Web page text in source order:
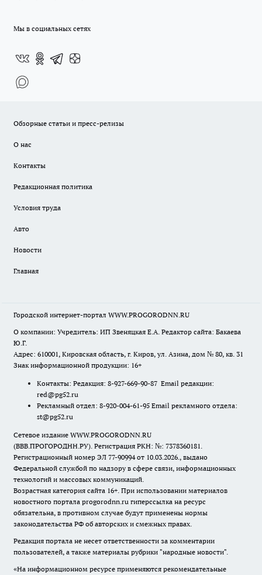
Мы в социальных сетях
Обзорные статьи и пресс-релизы
О нас
Контакты
Редакционная политика
Условия труда
Авто
Новости
Главная
Городской интернет-портал WWW.PROGORODNN.RU
О компании: Учредитель: ИП Звеняцкая Е.А. Редактор сайта: Бакаева
Ю.Г.
Адрес: 610001, Кировская область, г. Киров, ул. Азина, дом № 80, кв. 31
Знак информационной продукции: 16+
Контакты: Редакция: 8-927-669-90-87 Email редакции:
red@pg52.ru
Рекламный отдел: 8-920-004-61-95 Email рекламного отдела:
st@pg52.ru
Сетевое издание WWW.PROGORODNN.RU
(ВВВ.ПРОГОРОДНН.РУ). Регистрация РКН: №: 7378360181.
Регистрационный номер ЭЛ 77-90994 от 10.03.2026., выдано
Федеральной службой по надзору в сфере связи, информационных
технологий и массовых коммуникаций.
Возрастная категория сайта 16+. При использовании материалов
новостного портала progorodnn.ru гиперссылка на ресурс
обязательна, в противном случае будут применены нормы
законодательства РФ об авторских и смежных правах.
Редакция портала не несет ответственности за комментарии
пользователей, а также материалы рубрики "народные новости".
«На информационном ресурсе применяются рекомендательные